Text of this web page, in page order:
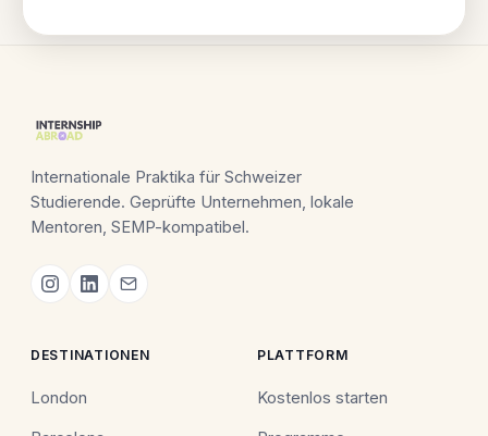
Internationale Praktika für Schweizer
Studierende. Geprüfte Unternehmen, lokale
Mentoren, SEMP-kompatibel.
DESTINATIONEN
London
PLATTFORM
Kostenlos starten